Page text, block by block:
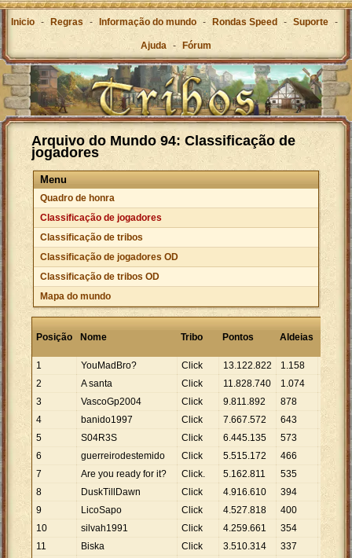
Inicio - Regras - Informação do mundo - Rondas Speed - Suporte -
Ajuda - Fórum
Arquivo do Mundo 94: Classificação de
jogadores
Menu
Quadro de honra
Classificação de jogadores
Classificação de tribos
Classificação de jogadores OD
Classificação de tribos OD
Mapa do mundo
Posição Nome Tribo Pontos Aldeias
Pontos
por
aldeia
1
YouMadBro? Click 13.122.822 1.158 11
332
2
A santa Click 11.828.740 1.074 11
3
VascoGp2004 Click 9.811.892 878
175
4
banido1997 Click 7.667.572 643 11. 925
5
S04R3S Click 6.445.135 573 .
248
6
guerreirodestemido Click 5.515.172 466
835
7
Are you ready for it? Click. 5.162.811 535
650
8
DuskTillDawn Click 4.916.610 394
479
9
LicoSapo Click 4.527.818 400
320
10
silvah1991 Click 4.259.661 354 12
033
11
Biska Click 3.510.314 337 . 416